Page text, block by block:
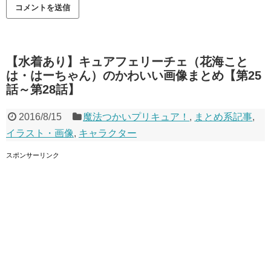
【水着あり】キュアフェリーチェ（花海こと
は・はーちゃん）のかわいい画像まとめ【第25
話～第28話】
2016/8/15 魔法つかいプリキュア！ , まとめ系記事,
イラスト・画像, キャラクター
スポンサーリンク